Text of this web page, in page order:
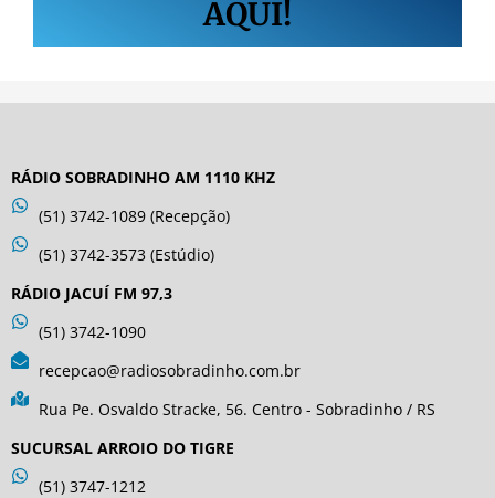
AQUI!
RÁDIO SOBRADINHO AM 1110 KHZ
(51) 3742-1089 (Recepção)
(51) 3742-3573 (Estúdio)
RÁDIO JACUÍ FM 97,3
(51) 3742-1090
recepcao@radiosobradinho.com.br
Rua Pe. Osvaldo Stracke, 56. Centro - Sobradinho / RS
SUCURSAL ARROIO DO TIGRE
(51) 3747-1212